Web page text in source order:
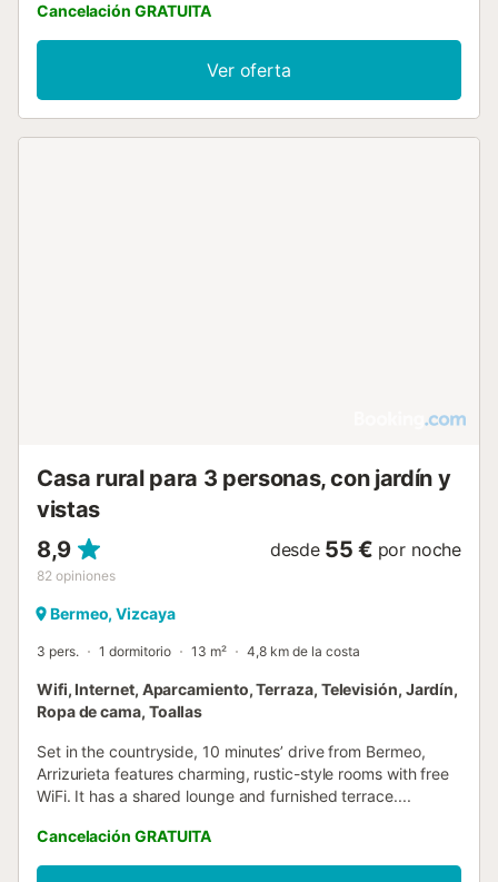
Cancelación GRATUITA
Ver oferta
Casa rural para 3 personas, con jardín y
vistas
8,9
82 opiniones
desde 55 € por noche
Bermeo, Vizcaya
3 pers. 1 dormitorio 13 m² 4,8 km de la costa
Wifi, Internet, Aparcamiento, Terraza, Televisión, Jardín,
Ropa de cama, Toallas
Set in the countryside, 10 minutes’ drive from Bermeo,
Arrizurieta features charming, rustic-style rooms with free
WiFi. It has a shared lounge and furnished terrace....
Cancelación GRATUITA